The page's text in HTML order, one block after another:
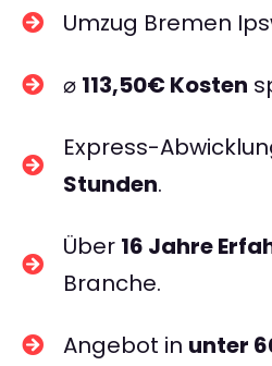
Umzug Bremen
⌀ 113,50€ Kosten
Express-
Stunden.
Über 16 Jahre
Branche.
Angebot in unter